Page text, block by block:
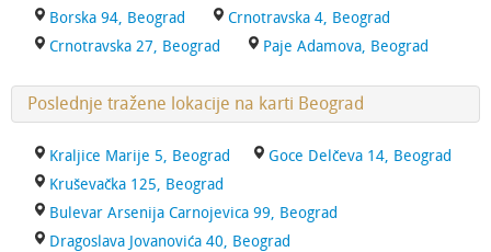
Borska 94, Beograd
Crnotravska 4, Beograd
Crnotravska 27, Beograd
Paje Adamova, Beograd
Poslednje tražene lokacije na karti Beograd
Kraljice Marije 5, Beograd
Goce Delčeva 14, Beograd
Kruševačka 125, Beograd
Bulevar Arsenija Carnojevica 99, Beograd
Dragoslava Jovanovića 40, Beograd